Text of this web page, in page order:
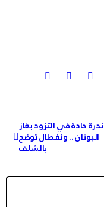
ندرة حادة في التزود بغاز
البوتان .. ونفطال توضح
بالشلف